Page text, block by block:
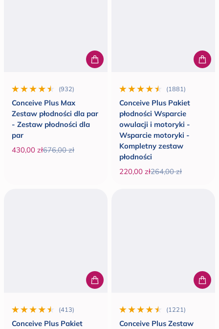
(932)
932 wszystkie recenzje
Conceive Plus Max
Zestaw płodności dla par
- Zestaw płodności dla
par
430,00 zł676,00 zł
(1881)
1881 wszystkie recenzje
Conceive Plus Pakiet
płodności Wsparcie
owulacji i motoryki -
Wsparcie motoryki -
Kompletny zestaw
płodności
220,00 zł264,00 zł
(413)
413 wszystkie recenzje
Conceive Plus Pakiet
(1221)
1221 wszystkie recenzje
Conceive Plus Zestaw